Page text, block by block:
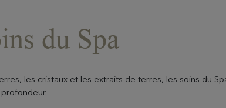
du Spa
les cristaux et les extraits de terres, les soins du
profondeur.